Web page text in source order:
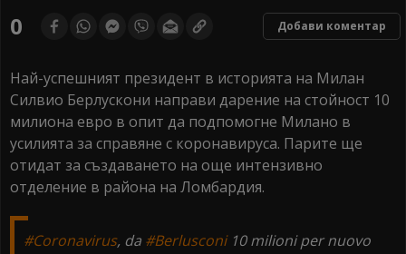
of0 Добави коментар
Най-успешният президент в историята на Милан
Силвио Берлускони направи дарение на стойност 10
милиона евро в опит да подпомогне Милано в
усилията за справяне с коронавируса. Парите ще
отидат за създаването на още интензивно
отделение в района на Ломбардия.
#Coronavirus, da #Berlusconi10 milioni per nuovo